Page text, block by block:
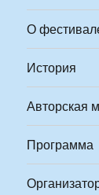
О
История
Авторская
Программа